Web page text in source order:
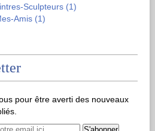
Sculpteurs (1)
Amis (1)
pour être averti des nouveaux